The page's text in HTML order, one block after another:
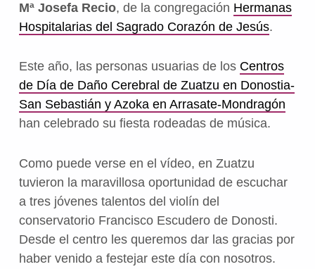
Mª Josefa Recio, de la congregación Hermanas
Hospitalarias del Sagrado Corazón de Jesús.
Este año, las personas usuarias de los Centros
de Día de Daño Cerebral de Zuatzu en Donostia-
San Sebastián y Azoka en Arrasate-Mondragón
han celebrado su fiesta rodeadas de música.
Como puede verse en el vídeo, en Zuatzu
tuvieron la maravillosa oportunidad de escuchar
a tres jóvenes talentos del violín del
conservatorio Francisco Escudero de Donosti.
Desde el centro les queremos dar las gracias por
haber venido a festejar este día con nosotros.